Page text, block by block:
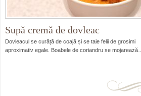
Supă cremă de dovleac
Dovleacul se curăță de coajă și se taie felii de grosimi
aproximativ egale. Boabele de coriandru se mojarează…